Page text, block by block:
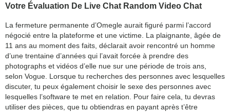
Votre Évaluation De Live Chat Random Video Chat
La fermeture permanente d’Omegle aurait figuré parmi l’accord
négocié entre la plateforme et une victime. La plaignante, âgée de
11 ans au moment des faits, déclarait avoir rencontré un homme
d’une trentaine d’années qui l’avait forcée à prendre des
photographs et vidéos d’elle nue sur une période de trois ans,
selon Vogue. Lorsque tu recherches des personnes avec lesquelles
discuter, tu peux également choisir le sexe des personnes avec
lesquelles l’software te met en relation. Pour faire cela, tu devras
utiliser des pièces, que tu obtiendras en payant après t’être